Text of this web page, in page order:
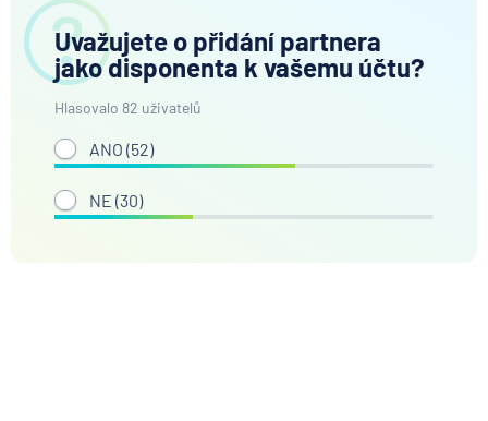
Uvažujete o přidání partnera
jako disponenta k vašemu účtu?
Hlasovalo 82 uživatelů
ANO (52)
NE (30)